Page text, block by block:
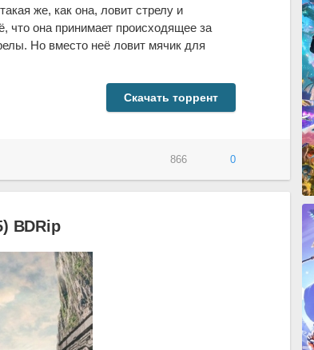
же, как она, ловит стрелу и
что она принимает происходящее за
Но вместо неё ловит мячик для
Скачать торрент
866 0
BDRip